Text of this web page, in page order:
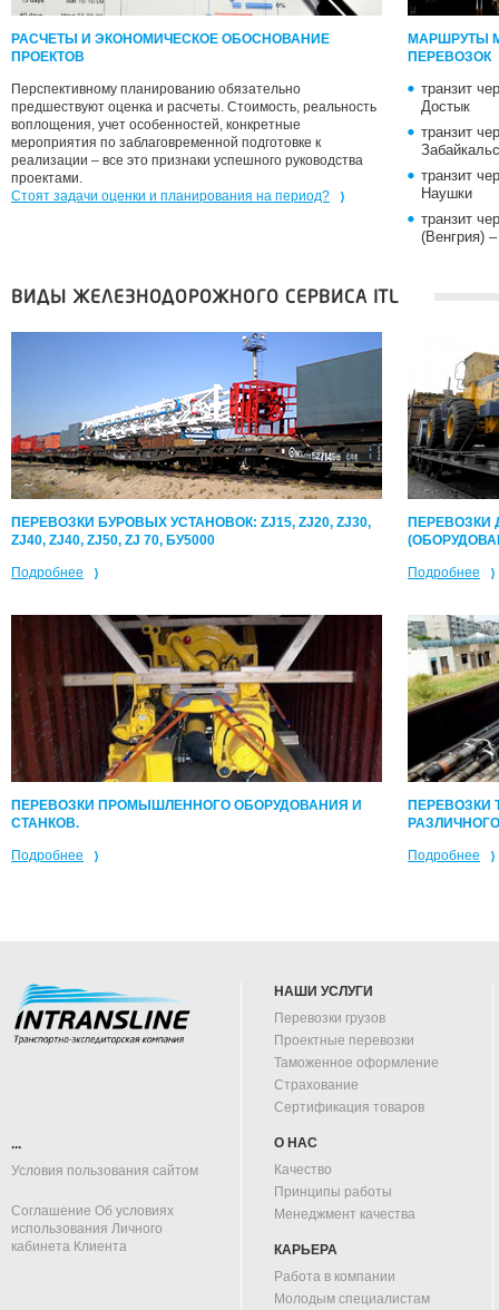
РАСЧЕТЫ И ЭКОНОМИЧЕСКОЕ ОБОСНОВАНИЕ
ПРОЕКТОВ
Перспективному планированию обязательно
предшествуют оценка и расчеты. Стоимость, реальность
воплощения, учет особенностей, конкретные
мероприятия по заблаговременной подготовке к
реализации – все это признаки успешного руководства
проектами.
Стоят задачи оценки и планирования на период?
МАРШРУТЫ
ПЕРЕВОЗОК
транзит
Достык
транзит
транзит
Наушки
транзит
(Венгрия)
ВИДЫ ЖЕЛЕЗНОДОРОЖНОГО СЕРВИСА ITL
ПЕРЕВОЗКИ БУРОВЫХ УСТАНОВОК: ZJ15, ZJ20, ZJ30,
ZJ40, ZJ40, ZJ50, ZJ 70, БУ5000
Подробнее
ПЕРЕВОЗКИ
Подробнее
ПЕРЕВОЗКИ ПРОМЫШЛЕННОГО ОБОРУДОВАНИЯ И
СТАНКОВ.
Подробнее
ПЕРЕВОЗКИ
Подробнее
...
Условия пользования сайтом
Соглашение Об условиях
использования Личного
кабинета Клиента
НАШИ УСЛУГИ
Перевозки грузов
Проектные перевозки
Таможенное оформление
Страхование
Сертификация товаров
О НАС
Качество
Принципы работы
Менеджмент качества
КАРЬЕРА
Работа в компании
Молодым специалистам